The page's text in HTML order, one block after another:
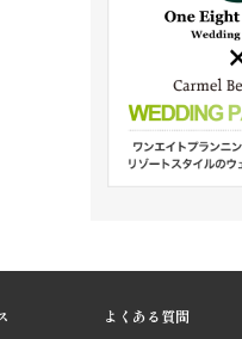
よくある質問